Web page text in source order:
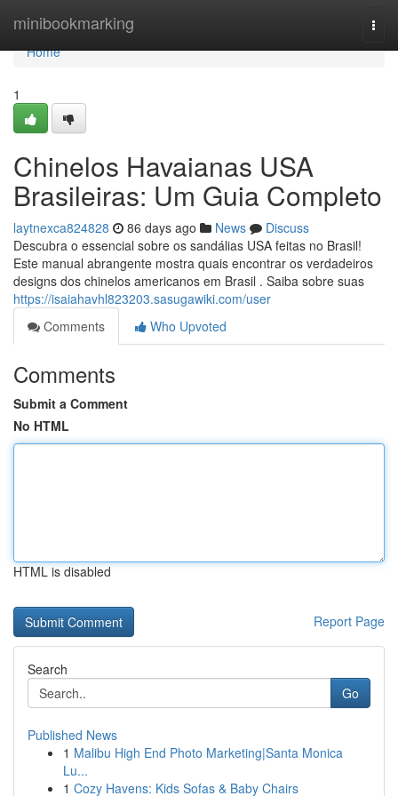
minibookmarking
Home
Home
1
Chinelos Havaianas USA
Brasileiras: Um Guia Completo
laytnexca824828 86 days ago News
Discuss
Descubra o essencial sobre os sandálias USA feitas no Brasil!
Este manual abrangente mostra quais encontrar os verdadeiros
designs dos chinelos americanos em Brasil . Saiba sobre suas
https://isaiahavhl823203.sasugawiki.com/user
Comments
Who Upvoted
Comments
Submit a Comment
No HTML
HTML is disabled
Report Page
Search
Go
Published News
1 Malibu High End Photo Marketing|Santa Monica
Lu...
1 Cozy Havens: Kids Sofas & Baby Chairs